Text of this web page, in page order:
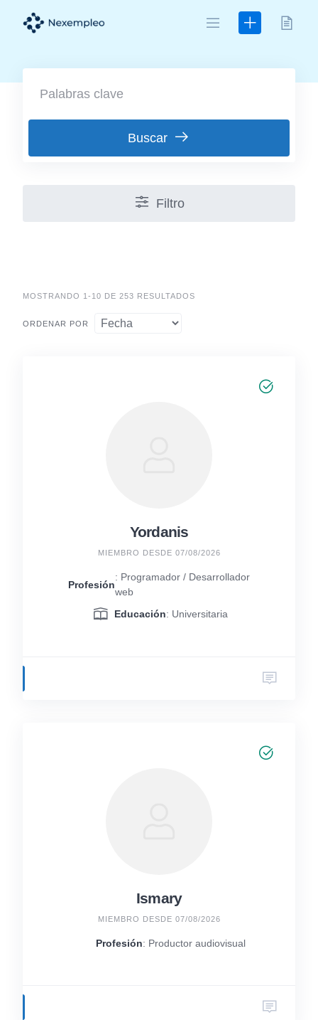
Buscar
Filtro
MOSTRANDO 1-10 DE 253 RESULTADOS
ORDENAR POR
Yordanis
MIEMBRO DESDE 07/08/2026
Profesión
: Programador / Desarrollador
web
Educación: Universitaria
Ismary
MIEMBRO DESDE 07/08/2026
Profesión: Productor audiovisual